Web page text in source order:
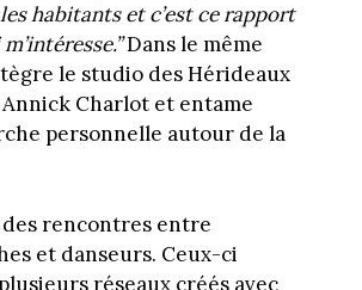
habitants et c’est ce rapport
Dans le même
le studio des Hérideaux
Charlot et entame
personnelle autour de la
rencontres entre
et danseurs. Ceux-ci
réseaux créés avec